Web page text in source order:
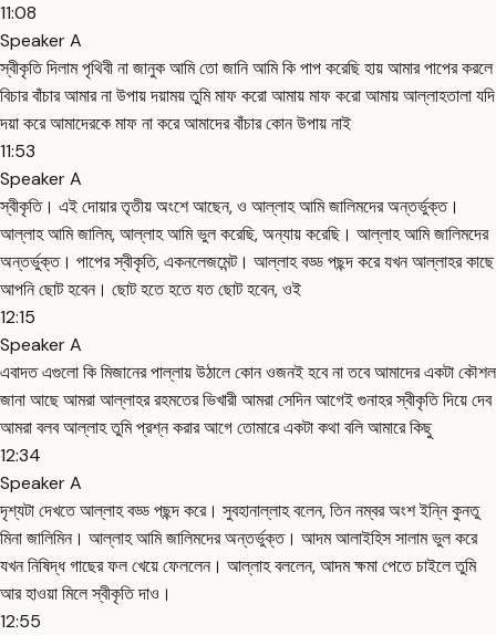
11:08
Speaker A
স্বীকৃতি দিলাম পৃথিবী না জানুক আমি তো জানি আমি কি পাপ করেছি হায় আমার পাপের করলে
বিচার বাঁচার আমার না উপায় দয়াময় তুমি মাফ করো আমায় মাফ করো আমায় আল্লাহতালা যদি
দয়া করে আমাদেরকে মাফ না করে আমাদের বাঁচার কোন উপায় নাই
11:53
Speaker A
স্বীকৃতি। এই দোয়ার তৃতীয় অংশে আছেন, ও আল্লাহ আমি জালিমদের অন্তর্ভুক্ত।
আল্লাহ আমি জালিম, আল্লাহ আমি ভুল করেছি, অন্যায় করেছি। আল্লাহ আমি জালিমদের
অন্তর্ভুক্ত। পাপের স্বীকৃতি, একনলেজমেন্ট। আল্লাহ বড্ড পছন্দ করে যখন আল্লাহর কাছে
আপনি ছোট হবেন। ছোট হতে হতে যত ছোট হবেন, ওই
12:15
Speaker A
এবাদত এগুলো কি মিজানের পাল্লায় উঠালে কোন ওজনই হবে না তবে আমাদের একটা কৌশল
জানা আছে আমরা আল্লাহর রহমতের ভিখারী আমরা সেদিন আগেই গুনাহর স্বীকৃতি দিয়ে দেব
আমরা বলব আল্লাহ তুমি প্রশ্ন করার আগে তোমারে একটা কথা বলি আমারে কিছু
12:34
Speaker A
দৃশ্যটা দেখতে আল্লাহ বড্ড পছন্দ করে। সুবহানাল্লাহ বলেন, তিন নম্বর অংশ ইন্নি কুনতু
মিনা জালিমিন। আল্লাহ আমি জালিমদের অন্তর্ভুক্ত। আদম আলাইহিস সালাম ভুল করে
যখন নিষিদ্ধ গাছের ফল খেয়ে ফেললেন। আল্লাহ বললেন, আদম ক্ষমা পেতে চাইলে তুমি
আর হাওয়া মিলে স্বীকৃতি দাও।
12:55